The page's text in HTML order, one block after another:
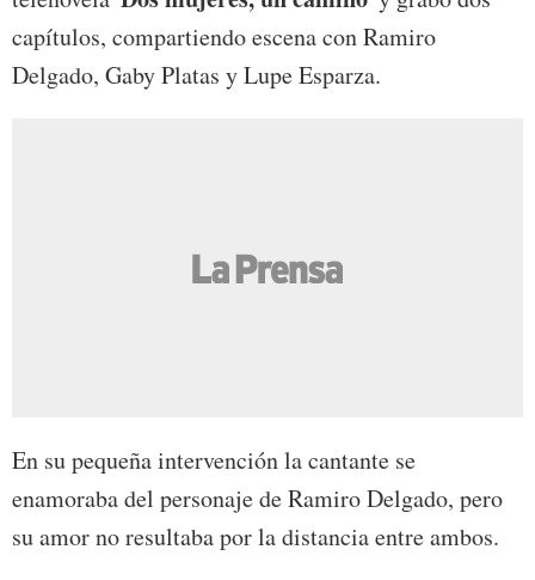
capítulos, compartiendo escena con Ramiro
Delgado, Gaby Platas y Lupe Esparza.
En su pequeña intervención la cantante se
enamoraba del personaje de Ramiro Delgado, pero
su amor no resultaba por la distancia entre ambos.